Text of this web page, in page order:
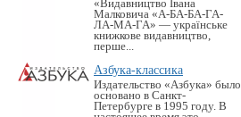
«Видавництво Івана
Малковича «А-БА-БА-ГА-
ЛА-МА-ГА» — українське
книжкове видавництво,
перше...
Азбука-классика
Издательство «Азбука» было
основано в Санкт-
Петербурге в 1995 году. В